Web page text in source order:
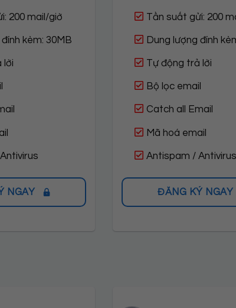
200 mail/giờ
kèm: 30MB
lời
NGAY
Tần suất gửi: 200
Dung lượng đính
Tự động trả lời
Bộ lọc email
Catch all Email
Mã hoá email
Antispam /
ĐĂNG KÝ NGAY